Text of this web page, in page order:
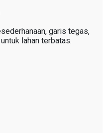
garis tegas,
lahan terbatas.